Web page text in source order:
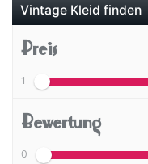
Vintage Kleid finden
Preis
1
Bewertung
0